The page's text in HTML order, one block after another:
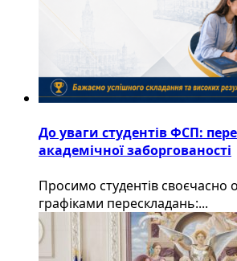
До уваги студентів ФСП:
академічної заборгованості
Просимо студентів своєчасно
графіками перескладань:...